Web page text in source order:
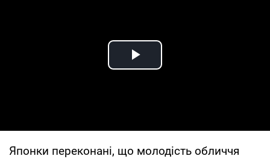
Play Video
Японки переконані, що молодість обличчя